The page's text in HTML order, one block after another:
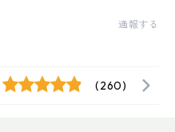
通報する
(260)